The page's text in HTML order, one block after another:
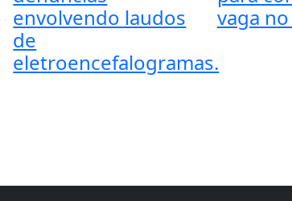
envolvendo laudos
de
eletroencefalogramas.
vaga